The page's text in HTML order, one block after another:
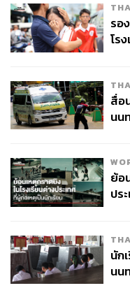
ปาเอญ่า:ชุดที่เราใส่กัน
เซปต์
ชุดแรกจะเป็นชุด
ได้โปรดิวเซอร์เพล
ชุดที่สามก็จะเป็นชุ
สังเกตดีๆ มันจะมีป้
ความต่างของมิวสิกวิดีโ
CGM48 เคยทำ ที่ปกติจ
ความน่ารักๆ หรืออยู่ในโ
ชวลแบบเต็มที่เลย
รอ
โร
สื่อ
นน
ย้อ
ปร
นัก
นน